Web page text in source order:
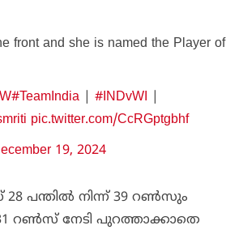
front and she is named the Player of
#TeamIndia #INDvWI
pic.twitter.com/CcRGptgbhf
19, 2024
പന്തില്‍ നിന്ന് 39 റണ്‍സും
റണ്‍സ് നേടി പുറത്താക്കാതെ